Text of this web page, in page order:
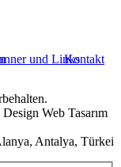
und LinksKontakt
Web Tasarım
Antalya, Türkei